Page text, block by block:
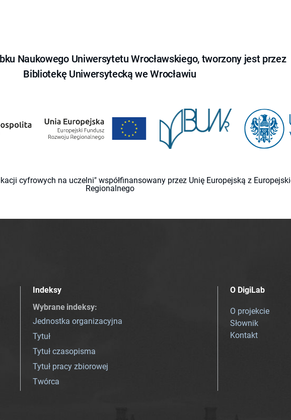
Naukowego Uniwersytetu Wrocławskiego, tworzony jest przez
Bibliotekę Uniwersytecką we Wrocławiu
cyfrowych na uczelni" współfinansowany przez Unię Europejską z
Regionalnego
Indeksy
Wybrane indeksy:
Jednostka organizacyjna
Tytuł
Tytuł czasopisma
Tytuł pracy zbiorowej
Twórca
O DigiLab
O projekcie
Słownik
Kontakt